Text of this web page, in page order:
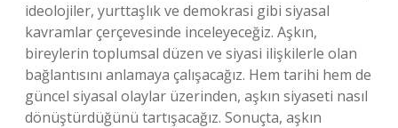
ideolojiler, yurttaşlık ve demokrasi gibi siyasal
kavramlar çerçevesinde inceleyeceğiz. Aşkın,
bireylerin toplumsal düzen ve siyasi ilişkilerle olan
bağlantısını anlamaya çalışacağız. Hem tarihi hem de
güncel siyasal olaylar üzerinden, aşkın siyaseti nasıl
dönüştürdüğünü tartışacağız. Sonuçta, aşkın